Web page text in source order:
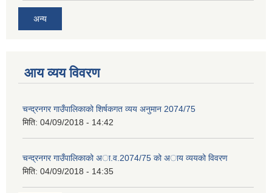
अन्य
आय व्यय विवरण
चन्द्रनगर गाउँपालिकाको शिर्षकगत व्यय अनुमान 2074/75
मिति: 04/09/2018 - 14:42
चन्द्रनगर गाउँपालिकाको अा‍‍‍.व.2074/75 को अाय व्ययको विवरण
मिति: 04/09/2018 - 14:35